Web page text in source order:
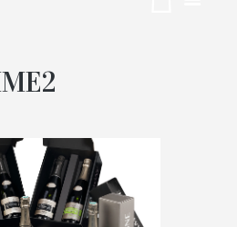
PICART-FERRAND